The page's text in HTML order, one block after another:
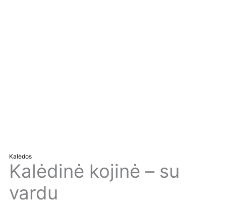
Kalėdos
Kalėdinė kojinė – su
vardu